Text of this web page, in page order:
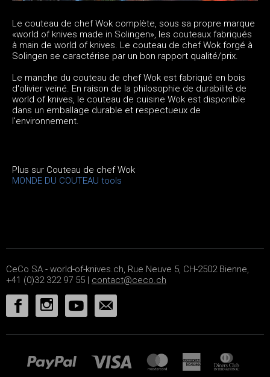
Le couteau de chef Wok complète, sous sa propre marque
«world of knives made in Solingen», les couteaux fabriqués
à main de world of knives. Le couteau de chef Wok forgé à
Solingen se caractérise par un bon rapport qualité/prix.
Le manche du couteau de chef Wok est fabriqué en bois
d'olivier veiné. En raison de la philosophie de durabilité de
world of knives, le couteau de cuisine Wok est disponible
dans un emballage durable et respectueux de
l'environnement.
Plus sur Couteau de chef Wok
MONDE DU COUTEAU tools
CeCo SA - world-of-knives.ch, Rue Neuve 5, CH-2502 Bienne,
+41 (0)32 322 97 55 | contact@ceco.ch